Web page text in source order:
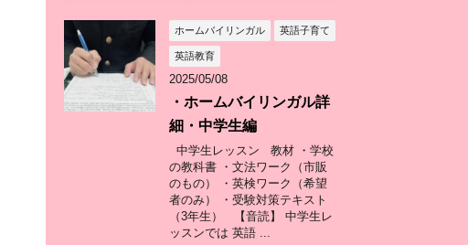
ホームバイリンガル 英語子育て
英語教育
2025/05/08
・ホームバイリンガル詳
細・中学生編
中学生レッスン 教材 ・学校
の教科書 ・文法ワーク（市販
のもの） ・英検ワーク（希望
者のみ） ・受験対策テキスト
（3年生） 【音読】 中学生レ
ッスンでは 英語 ...